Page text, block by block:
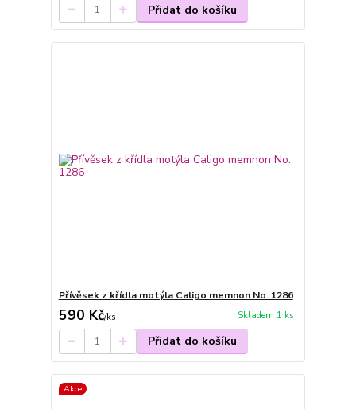
Přidat do košíku
Přívěsek z křídla motýla Caligo memnon No. 1286
590 Kč/ks Skladem 1 ks
Přidat do košíku
Akce